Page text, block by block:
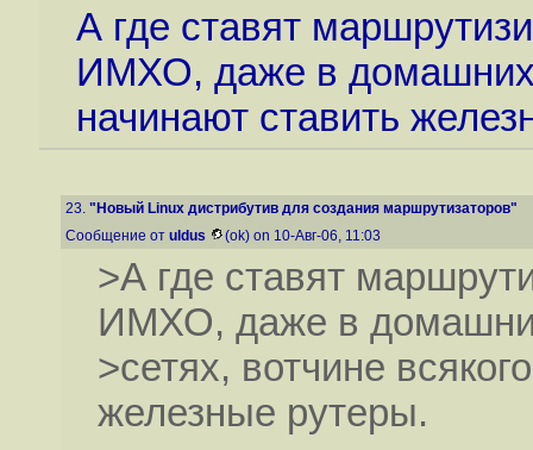
А где ставят
ИМХО, даже в домашних
начинают ставить
23. "Новый Linux дистрибутив для создания маршрутизаторов"
Сообщение от uldus (ok) on 10-Авг-06, 11:03
>А где ставят
ИМХО, даже в
>сетях, вотчине
железные рутеры.